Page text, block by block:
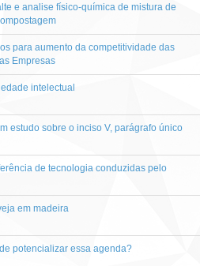
e analise físico-química de mistura de
para aumento da competitividade das
Empresas
intelectual
estudo sobre o inciso V, parágrafo único
de tecnologia conduzidas pelo
em madeira
potencializar essa agenda?